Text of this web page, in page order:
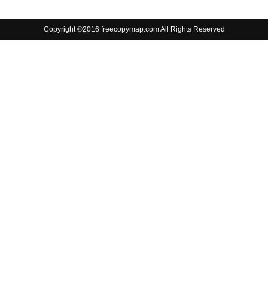
Copyright ©2016 freecopymap.com All Rights Reserved